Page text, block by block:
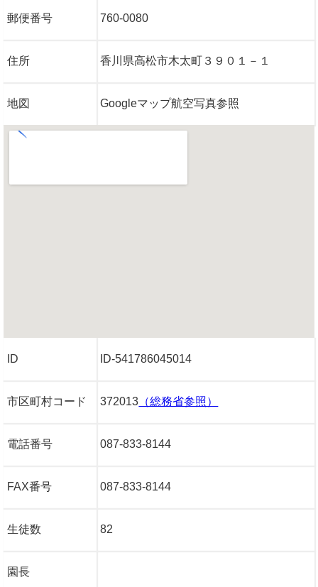
郵便番号 760-0080
住所 香川県高松市木太町３９０１－１
地図 Googleマップ航空写真参照
ID ID-541786045014
市区町村コード 372013 （総務省参照）
電話番号 087-833-8144
FAX番号 087-833-8144
生徒数 82
園長